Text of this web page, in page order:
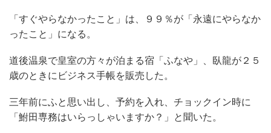
「すぐやらなかったこと」は、９９％が「永遠にやらなか
ったこと」になる。
道後温泉で皇室の方々が泊まる宿「ふなや」、臥龍が２５
歳のときにビジネス手帳を販売した。
三年前にふと思い出し、予約を入れ、チョックイン時に
「鮒田専務はいらっしゃいますか？」と聞いた。